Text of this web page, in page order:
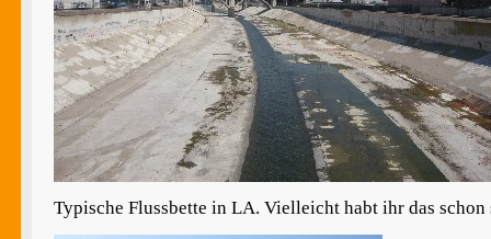
Typische Flussbette in LA. Vielleicht habt ihr das